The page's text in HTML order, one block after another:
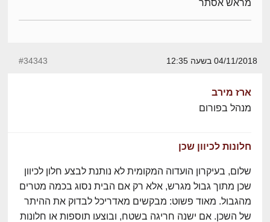
מראש אסתר
04/11/2018 בשעה 12:35 #34343
ארז מירב
מנהל בפורום
חלונות לכיוון שכן
שלום, בעיקרון הועדוה המקומית לא נותנת לבצע חלון לכיוון
שכן מתוך גבול מגרש, אלא רק אם הבית נסוג בכמה מטרים
מהגבול. מאוד פשוט: מבקשים מאדריכל לבדוק את ההיתר
של השכן. אם ישנה חריגה בשטח, ובוצעו תוספות או חלונות